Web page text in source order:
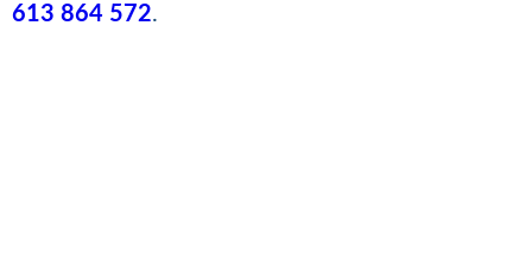
613 864 572.